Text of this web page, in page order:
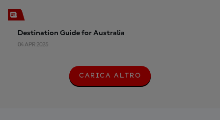
Destination Guide for Australia
04 APR 2025
C
A
CARICA ALTRO